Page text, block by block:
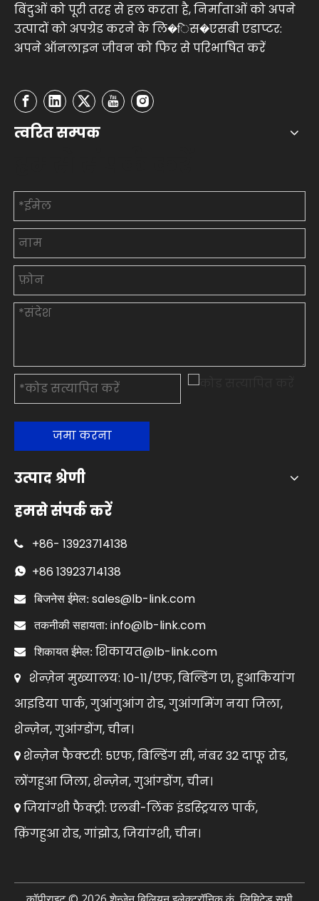
बिंदुओं को पूरी तरह से हल करता है, निर्माताओं को अपने
उत्पादों को अपग्रेड करने के लि�िस�एसबी एडाप्टर:
अपने ऑनलाइन जीवन को फिर से परिभाषित करें
त्वरित सम्पक
जमा करना
उत्पाद श्रेणी
हमसे संपर्क करें
 +86- 13923714138
 +86 13923714138
बिजनेस ईमेल: sales@lb-link.com
 तकनीकी सहायता: info@lb-link.com
शिकायत ईमेल: शिकायत@lb-link.com
 शेन्ज़ेन मुख्यालय: 10-11/एफ, बिल्डिंग ए1, हुआकियांग
आइडिया पार्क, गुआंगुआंग रोड, गुआंगमिंग नया जिला,
शेन्ज़ेन, गुआंग्डोंग, चीन।
 शेन्ज़ेन फैक्टरी: 5एफ, बिल्डिंग सी, नंबर 32 दाफू रोड,
लोंगहुआ जिला, शेन्ज़ेन, गुआंग्डोंग, चीन।
 जियांग्शी फैक्ट्री: एलबी-लिंक इंडस्ट्रियल पार्क,
क़िंगहुआ रोड, गांझोउ, जियांग्शी, चीन।